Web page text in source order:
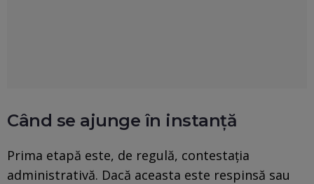
Când se ajunge în instanță
Prima etapă este, de regulă, contestația
administrativă. Dacă aceasta este respinsă sau